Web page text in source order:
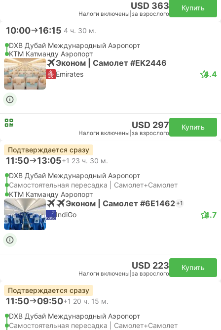
USD 363
Налоги включены за взрослого
Купить
10:00 16:15 4 ч. 30 м.
DXB Дубай Международный Аэропорт
KTM Катманду Аэропорт
Эконом | Самолет #EK2446
Emirates 4.4
USD 297
Налоги включены за взрослого
Купить
Подтверждается сразу
11:50 13:05+1 23 ч. 30 м.
DXB Дубай Международный Аэропорт
Самостоятельная пересадка | Самолет+Самолет
KTM Катманду Аэропорт
Эконом | Самолет #6E1462 +1
IndiGo 4.7
USD 223
Налоги включены за взрослого
Купить
Подтверждается сразу
11:50 09:50+1 20 ч. 15 м.
DXB Дубай Международный Аэропорт
Самостоятельная пересадка | Самолет+Самолет